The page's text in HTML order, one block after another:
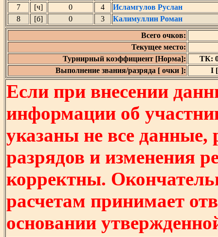
7
[ч] 0 4
Исламгулов Руслан
8
[б] 0 3
Калимуллин Роман
Всего очков:
Текущее место:
Турнирный коэффициент [Норма]:
ТК:
Выполнение звания/разряда [ очки ]:
I
Если при внесении
информации об
указаны не все
разрядов и изменения
корректны.
расчетам принимает
основании